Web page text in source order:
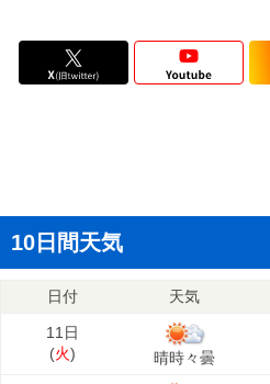
10日間天気
日付 天気
11日
(火) 晴時々曇